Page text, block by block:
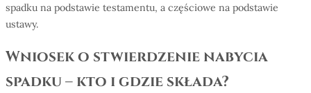
spadku na podstawie testamentu, a częściowe na podstawie
ustawy.
Wniosek o stwierdzenie nabycia
spadku – kto i gdzie składa?